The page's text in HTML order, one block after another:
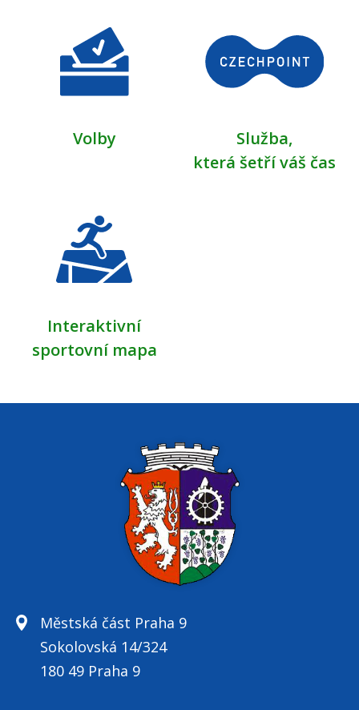
Volby
Služba,
která šetří váš čas
Interaktivní
sportovní mapa
Městská část Praha 9
Sokolovská 14/324
180 49 Praha 9